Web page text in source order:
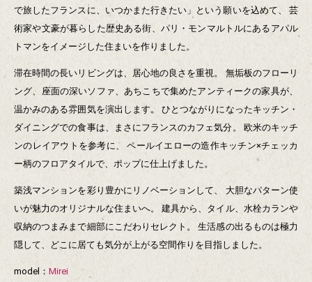
で旅したフランスに、いつかまた行きたい」という願いを込めて、
芸
術家や文豪が暮らした歴史ある街、パリ・モンマルトルにあるアパル
トマンをイメージした住まいを作りました。
滞在時間の長いリビングは、居心地の良さを重視。
無垢板のフローリ
ング、座面の深いソファ、あちこちで集めたアンティークの家具が、
温かみのある雰囲気を演出します。
ひとつながりになったキッチン・
ダイニングでの食事は、まさにフランスのカフェ気分。
欧米のキッチ
ンのレイアウトを参考に、
ペールイエローの造作キッチン×チェッカ
ー柄のフロアタイルで、ポップに仕上げました。
築浅マンションを彩り豊かにリノベーションして、
大胆なパターン使
いが魅力のオリジナルな住まいへ。
建具から、タイル、水栓カランや
収納のつまみまで細部にこだわりセレクト。
生活感の出るものは極力
隠して、どこに居ても気分が上がる空間作りを目指しました。
model： Mirei